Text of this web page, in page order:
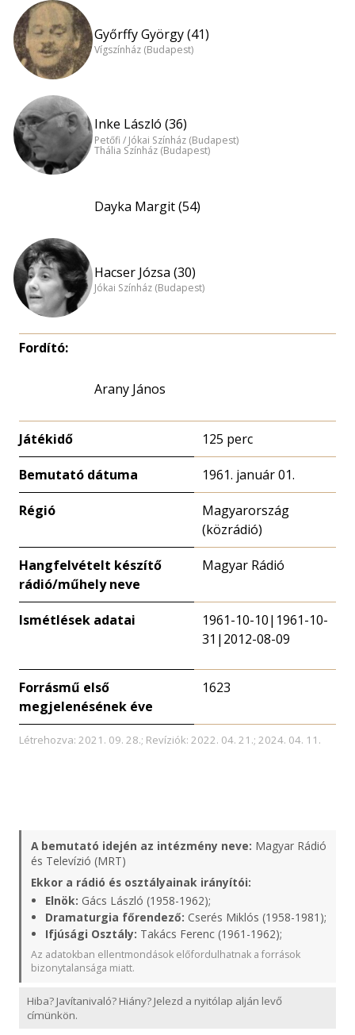
Győrffy György (41)
Vígszínház (Budapest)
Inke László (36)
Petőfi / Jókai Színház (Budapest)
Thália Színház (Budapest)
Dayka Margit (54)
Hacser Józsa (30)
Jókai Színház (Budapest)
Fordító:
Arany János
Játékidő 125 perc
Bemutató dátuma 1961. január 01.
Régió
Magyarország
(közrádió)
Hangfelvételt készítő
rádió/műhely neve
Magyar Rádió
Ismétlések adatai
1961-10-10|1961-10-
31|2012-08-09
Forrásmű első
megjelenésének éve
1623
Létrehozva: 2021. 09. 28.; Revíziók: 2022. 04. 21.; 2024. 04. 11.
A bemutató idején az intézmény neve: Magyar Rádió
és Televízió (MRT)
Ekkor a rádió és osztályainak irányítói:
Elnök: Gács László (1958-1962);
Dramaturgia főrendező: Cserés Miklós (1958-1981);
Ifjúsági Osztály: Takács Ferenc (1961-1962);
Az adatokban ellentmondások előfordulhatnak a források
bizonytalansága miatt.
Hiba? Javítanivaló? Hiány? Jelezd a nyitólap alján levő
címünkön.